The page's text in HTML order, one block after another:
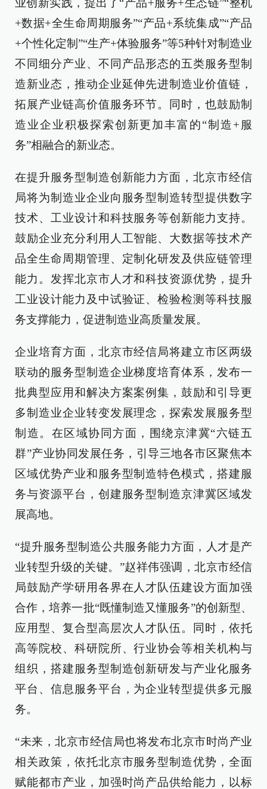
业创新实践，提出了“产品+服务+生态链”“整机
+数据+全生命周期服务”“产品+系统集成”“产品
+个性化定制”“生产+体验服务”等5种针对制造业
不同细分产业、不同产品形态的五类服务型制
造新业态，推动企业延伸先进制造业价值链，
拓展产业链高价值服务环节。同时，也鼓励制
造业企业积极探索创新更加丰富的“制造+服
务”相融合的新业态。
在提升服务型制造创新能力方面，北京市经信
局将为制造业企业向服务型制造转型提供数字
技术、工业设计和科技服务等创新能力支持。
鼓励企业充分利用人工智能、大数据等技术产
品全生命周期管理、定制化研发及供应链管理
能力。发挥北京市人才和科技资源优势，提升
工业设计能力及中试验证、检验检测等科技服
务支撑能力，促进制造业高质量发展。
企业培育方面，北京市经信局将建立市区两级
联动的服务型制造企业梯度培育体系，发布一
批典型应用和解决方案案例集，鼓励和引导更
多制造业企业转变发展理念，探索发展服务型
制造。在区域协同方面，围绕京津冀“六链五
群”产业协同发展任务，引导三地各市区聚焦本
区域优势产业和服务型制造特色模式，搭建服
务与资源平台，创建服务型制造京津冀区域发
展高地。
“提升服务型制造公共服务能力方面，人才是产
业转型升级的关键。”赵祥伟强调，北京市经信
局鼓励产学研用各界在人才队伍建设方面加强
合作，培养一批“既懂制造又懂服务”的创新型、
应用型、复合型高层次人才队伍。同时，依托
高等院校、科研院所、行业协会等相关机构与
组织，搭建服务型制造创新研发与产业化服务
平台、信息服务平台，为企业转型提供多元服
务。
“未来，北京市经信局也将发布北京市时尚产业
相关政策，依托北京市服务型制造优势，全面
赋能都市产业，加强时尚产品供给能力，以标